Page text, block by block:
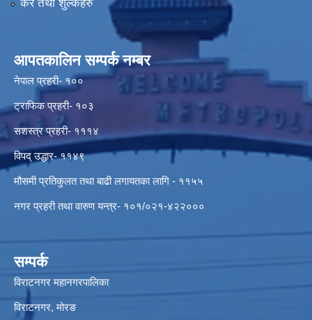
कर तथा शुल्कहरु
आपतकालिन सम्पर्क नम्बर
नेपाल प्रहरी- १००
ट्राफिक प्रहरी- १०३
सशस्त्र प्रहरी- १११४
विपद् उद्धार- ११४९
मौसमी प्रतिकुलत तथा बाढी लगायतका लागि - ११५५
नगर प्रहरी तथा वारुण यन्त्र- १०१/०२१-४२२०००
सम्पर्क
विराटनगर महानगरपालिका
विराटनगर, मोरङ